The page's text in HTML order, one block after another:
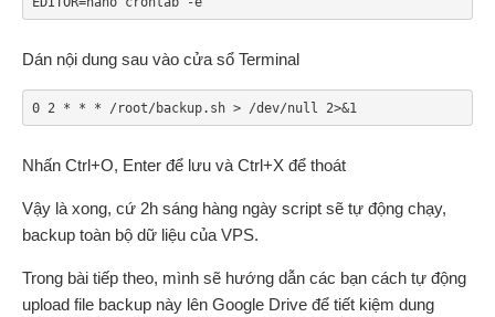
Dán nội dung sau vào cửa sổ Terminal
0 2 * * * /root/backup.sh > /dev/null 2>&1
Nhấn Ctrl+O, Enter để lưu và Ctrl+X để thoát
Vậy là xong, cứ 2h sáng hàng ngày script sẽ tự động chạy,
backup toàn bộ dữ liệu của VPS.
Trong bài tiếp theo, mình sẽ hướng dẫn các bạn cách tự động
upload file backup này lên Google Drive để tiết kiệm dung